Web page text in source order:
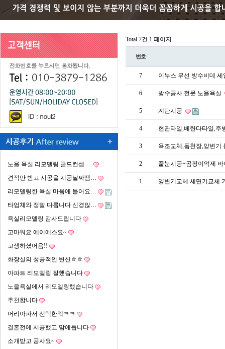
노을 욕실 리모델링 골드컨셉 …
견적만 받고 시공을 시공날짜땜…
리모델링한 욕실 마음에 들어요…
타업체와 정말 다릅니다 신경많…
욕실리모델링 감사드립니다
고마워요 에이에스요~
고생하셨어욤!!
화장실의 성공적인 변신ㅎㅎ
아파트 리모델링 잘했습니다
노을욕실에서 리모델링했습니다
추천합니다
머리아파서 선택한뎈ㅋㅋ
결혼전에 시공했고 맘에듭니다
소개받고 공사요~
Total 7건 1 페이지
번호
7 이누스 무선 방수비데
6 방수공사 전문 노을욕실
5 계단시공
4 현관타일,베란다타일,주
3 욕조교체,돔천장,양변기
2 줄눈시공+곰팡이억제
1 양변기교체 세면기교체